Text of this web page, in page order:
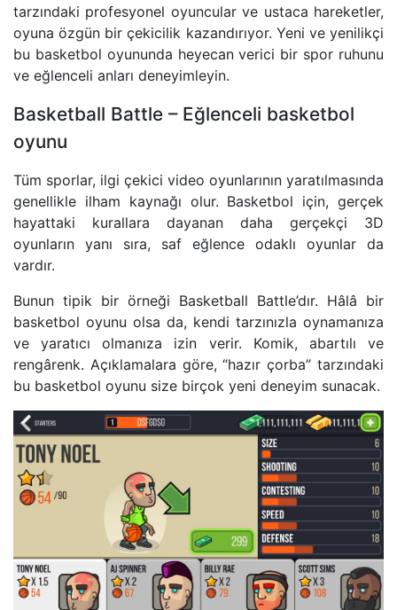
tarzındaki profesyonel oyuncular ve ustaca hareketler,
oyuna özgün bir çekicilik kazandırıyor. Yeni ve yenilikçi
bu basketbol oyununda heyecan verici bir spor ruhunu
ve eğlenceli anları deneyimleyin.
Basketball Battle – Eğlenceli basketbol
oyunu
Tüm sporlar, ilgi çekici video oyunlarının yaratılmasında
genellikle ilham kaynağı olur. Basketbol için, gerçek
hayattaki kurallara dayanan daha gerçekçi 3D
oyunların yanı sıra, saf eğlence odaklı oyunlar da
vardır.
Bunun tipik bir örneği Basketball Battle’dır. Hâlâ bir
basketbol oyunu olsa da, kendi tarzınızla oynamanıza
ve yaratıcı olmanıza izin verir. Komik, abartılı ve
rengârenk. Açıklamalara göre, “hazır çorba” tarzındaki
bu basketbol oyunu size birçok yeni deneyim sunacak.